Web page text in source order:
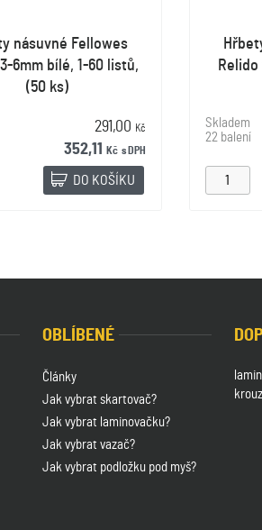
násuvné Fellowes
6mm bílé, 1-60 listů,
(50 ks)
291,00 Kč
352,11 Kč s DPH
DO KOŠÍKU
Skladem
22 balení
OBLÍBENÉ
Články
Jak vybrat skartovač?
Jak vybrat laminovačku?
Jak vybrat vazač?
Jak vybrat podložku pod myš?